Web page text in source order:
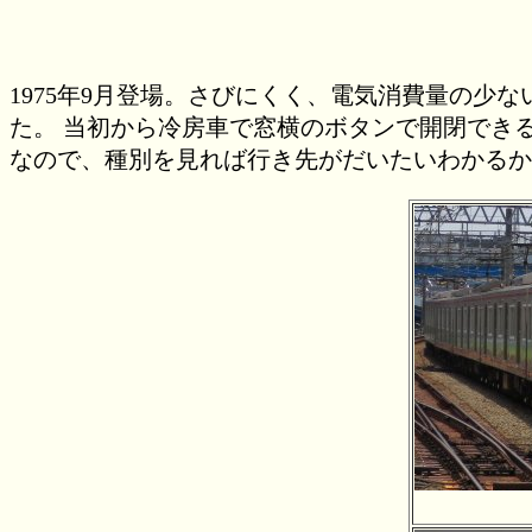
1975年9月登場。さびにくく、電気消費量の少
た。 当初から冷房車で窓横のボタンで開閉で
なので、種別を見れば行き先がだいたいわかる